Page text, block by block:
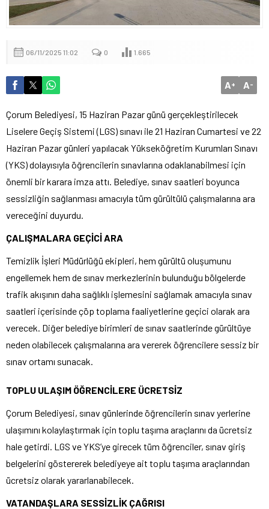
06/11/2025 11:02 0 1.665
A+ A-
Çorum Belediyesi, 15 Haziran Pazar günü gerçekleştirilecek
Liselere Geçiş Sistemi (LGS) sınavı ile 21 Haziran Cumartesi ve 22
Haziran Pazar günleri yapılacak Yükseköğretim Kurumları Sınavı
(YKS) dolayısıyla öğrencilerin sınavlarına odaklanabilmesi için
önemli bir karara imza attı. Belediye, sınav saatleri boyunca
sessizliğin sağlanması amacıyla tüm gürültülü çalışmalarına ara
vereceğini duyurdu.
ÇALIŞMALARA GEÇİCİ ARA
Temizlik İşleri Müdürlüğü ekipleri, hem gürültü oluşumunu
engellemek hem de sınav merkezlerinin bulunduğu bölgelerde
trafik akışının daha sağlıklı işlemesini sağlamak amacıyla sınav
saatleri içerisinde çöp toplama faaliyetlerine geçici olarak ara
verecek. Diğer belediye birimleri de sınav saatlerinde gürültüye
neden olabilecek çalışmalarına ara vererek öğrencilere sessiz bir
sınav ortamı sunacak.
TOPLU ULAŞIM ÖĞRENCİLERE ÜCRETSİZ
Çorum Belediyesi, sınav günlerinde öğrencilerin sınav yerlerine
ulaşımını kolaylaştırmak için toplu taşıma araçlarını da ücretsiz
hale getirdi. LGS ve YKS’ye girecek tüm öğrenciler, sınav giriş
belgelerini göstererek belediyeye ait toplu taşıma araçlarından
ücretsiz olarak yararlanabilecek.
VATANDAŞLARA SESSİZLİK ÇAĞRISI